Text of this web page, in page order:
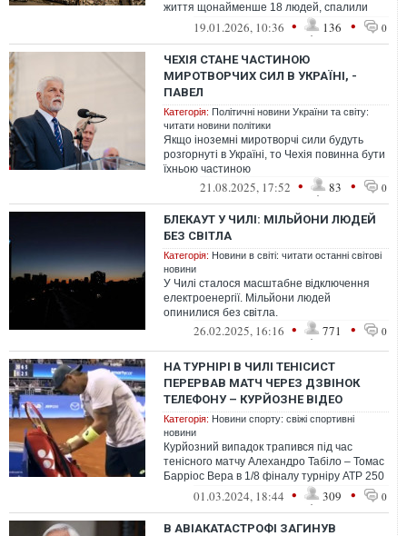
життя щонайменше 18 людей, спалили
тисячі гектарів лісу і знищили десятк...
19.01.2026, 10:36 • 136 • 0
ЧЕХІЯ СТАНЕ ЧАСТИНОЮ
МИРОТВОРЧИХ СИЛ В УКРАЇНІ, -
ПАВЕЛ
Категорія: Політичні новини України та світу:
читати новини політики
Якщо іноземні миротворчі сили будуть
розгорнуті в Україні, то Чехія повинна бути
їхньою частиною
21.08.2025, 17:52 • 83 • 0
БЛЕКАУТ У ЧИЛІ: МІЛЬЙОНИ ЛЮДЕЙ
БЕЗ СВІТЛА
Категорія: Новини в світі: читати останні світові
новини
У Чилі сталося масштабне відключення
електроенергії. Мільйони людей
опинилися без світла.
26.02.2025, 16:16 • 771 • 0
НА ТУРНІРІ В ЧИЛІ ТЕНІСИСТ
ПЕРЕРВАВ МАТЧ ЧЕРЕЗ ДЗВІНОК
ТЕЛЕФОНУ – КУРЙОЗНЕ ВІДЕО
Категорія: Новини спорту: свіжі спортивні
новини
Курйозний випадок трапився під час
тенісного матчу Алехандро Табіло – Томас
Барріос Вера в 1/8 фіналу турніру АТР 250
у Сантьяго.01.03.2024, 18:44 • 309 • 0
В АВІАКАТАСТРОФІ ЗАГИНУВ